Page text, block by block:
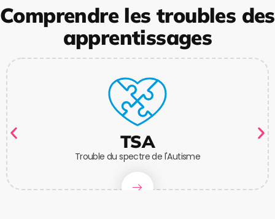
Comprendre les troubles des
apprentissages
TSA
Trouble du spectre de l'Autisme